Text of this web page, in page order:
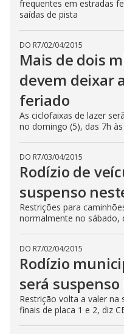
frequentes em estradas
saídas de pista
DO R7/02/04/2015
Mais de dois
devem deixar
feriado
As ciclofaixas de lazer
no domingo (5), das 7h
DO R7/03/04/2015
Rodízio de
suspenso
Restrições para
normalmente no sábado,
DO R7/02/04/2015
Rodízio
será
Restrição volta a valer na
finais de placa 1 e 2, diz